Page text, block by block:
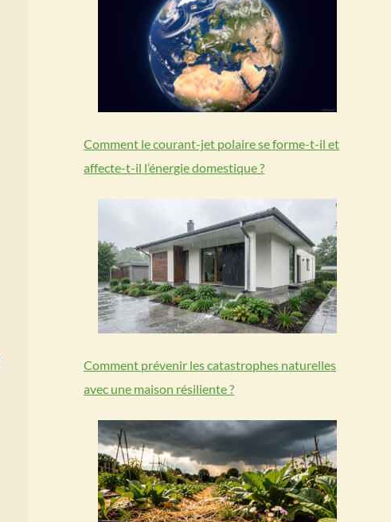
Comment le courant-jet polaire se forme-t-il et
affecte-t-il l’énergie domestique ?
Comment prévenir les catastrophes naturelles
avec une maison résiliente ?